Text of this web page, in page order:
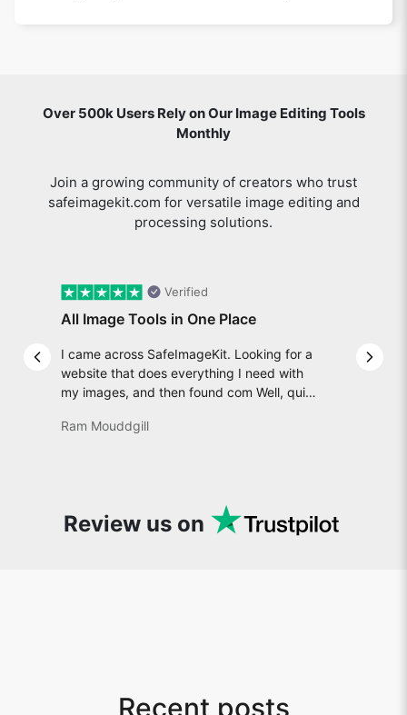
Over 500k Users Rely on Our Image Editing Tools
Monthly
Join a growing community of creators who trust
safeimagekit.com for versatile image editing and
processing solutions.
Previous slide
Verified
All Image Tools in One Place
I came across SafeImageKit. Looking for a
website that does everything I need with
my images, and then found com Well, quite
an incredibly high-speed, stable and easy-
snappy tools every now and then!
Ram Mouddgill
Next
Review us on
Recent posts